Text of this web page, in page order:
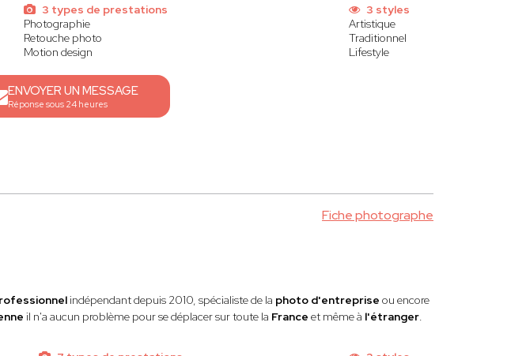
3 types de prestations
Photographie
Retouche photo
Motion design
3 styles
Artistique
Traditionnel
Lifestyle
ENVOYER UN MESSAGE
Réponse sous 24 heures
Fiche photographe
indépendantdepuis 2010, spécialiste de la photo d'entreprise ou encore
il n'a aucun problème pour se déplacer sur toute la France et même à l'étranger.